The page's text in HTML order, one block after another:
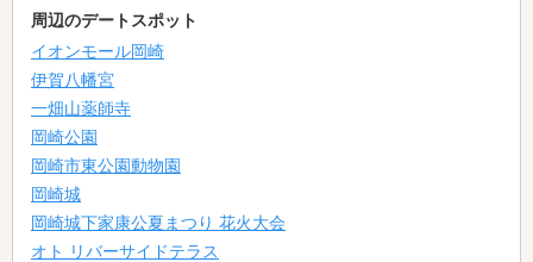
周辺のデートスポット
イオンモール岡崎
伊賀八幡宮
一畑山薬師寺
岡崎公園
岡崎市東公園動物園
岡崎城
岡崎城下家康公夏まつり 花火大会
オト リバーサイドテラス